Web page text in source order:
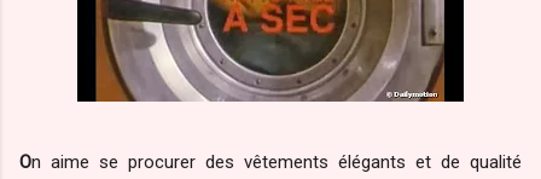
On aime se procurer des vêtements élégants et de qualité